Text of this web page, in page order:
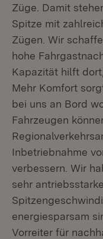
Züge. Damit
Spitze mit
Zügen. Wir
hohe
Kapazität hilft
Mehr Komfort
bei uns an Bord
Fahrzeugen
Inbetriebnahme
verbessern. Wir
sehr
energiesparsam
Vorreiter für